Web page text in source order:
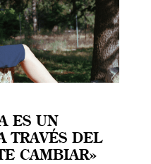
ES UN
TRAVÉS DEL
CAMBIAR»